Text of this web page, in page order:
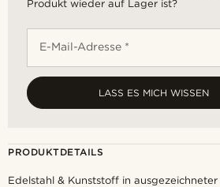
Produkt wieder auf Lager ist?
E-Mail-Adresse *
LASS ES MICH WISSEN
PRODUKTDETAILS
Edelstahl & Kunststoff in